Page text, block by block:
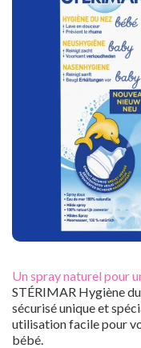
Un spray naturel pour
STÉRIMAR Hygiène
sécurisé unique et
utilisation facile pour
bébé.